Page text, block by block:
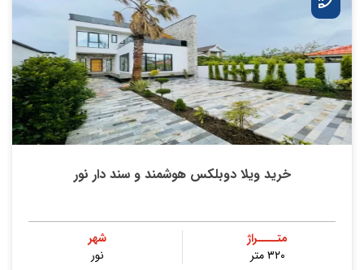
خرید ویلا دوبلکس هوشمند و سند دار نور
متــــراژ
۳۲۰ متر
شهر
نور